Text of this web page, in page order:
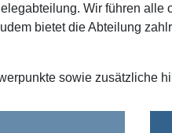
Wir führen
bietet die Abteilung
sowie zusätzliche